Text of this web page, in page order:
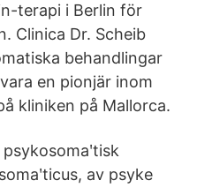
terapi i Berlin för
Clinica Dr. Scheib
behandlingar
en pionjär inom
kliniken på Mallorca.
av psyke